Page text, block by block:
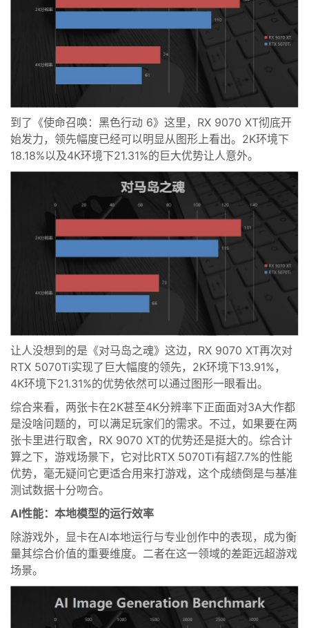
到了《使命召唤：黑色行动 6》这里，RX 9070 XT彻底开
始发力，领先幅度已经可以明显从图形上看出。2K环境下
18.18%以及4K环境下21.31%的巨大优势让人意外。
让人没想到的是《对马岛之魂》这边，RX 9070 XT再次对
RTX 5070Ti实现了巨大幅度的领先，2K环境下13.91%，
4K环境下21.31%的优势依然可以通过图形一眼看出。
综合来看，两张卡在2K甚至4K分辨率下正面面对3A大作都
是没啥问题的，可以满足玩家们的需求。不过，如果要在两
张卡里进行取舍，RX 9070 XT的优势还是挺大的。综合计
算之下，游戏场景下，它对比RTX 5070Ti有超7.7%的性能
优势，毫无疑问它更适合用来打游戏，这个成绩倒是与基准
测试数据十分吻合。
AI性能：本地模型的运行效率
除游戏外，显卡在AI本地运行与专业创作中的表现，成为衡
量其综合价值的重要维度。二者在这一领域的差距远超游戏
场景。